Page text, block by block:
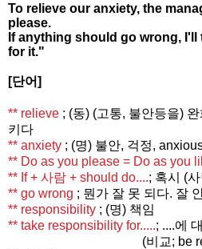
To relieve our anxiety, the
please.
If anything should go wrong,
for it."
[단어]
** relieve ; (동) (고통, 불안등을)
키다
** anxiety ; (명) 불안, 걱정,
** Do as you please = Do as you
** If + 사람 + should do....; 혹시 (
** go wrong ; 뭔가 잘 못 되다. 잘
** responsibility ; (명) 책임
** take responsibility for.....; ....에
(비교; be